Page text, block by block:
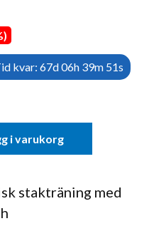
kvar: 67d 06h 39m 50s
i varukorg
stakträning med